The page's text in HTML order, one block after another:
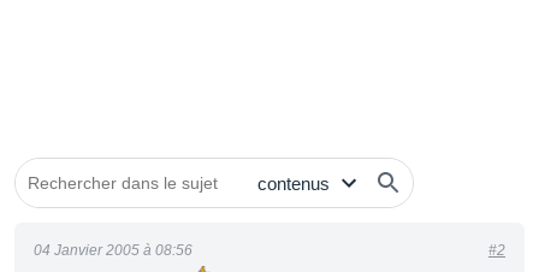
04 Janvier 2005 à 08:56 #2